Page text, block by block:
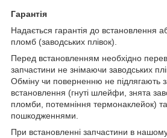
Гарантія
Надається гарантія до встановлення
пломб (заводських плівок).
Перед встановленням необхідно
запчастини не знімаючи заводських
Обміну чи поверненню не підлягають
встановлення (гнуті шлейфи, знята
пломби, потемніння термонаклейок)
пошкодженнями.
При встановленні запчастини в